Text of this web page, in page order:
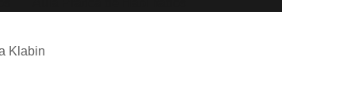
Automóvel
Klabin